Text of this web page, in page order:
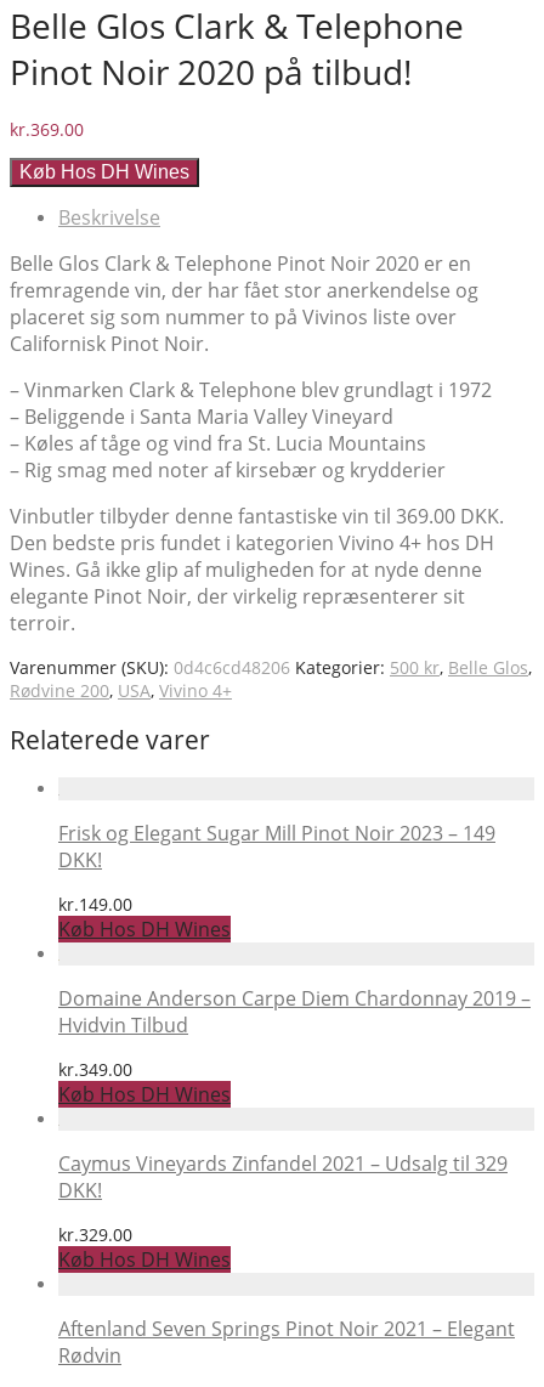
Belle Glos Clark & Telephone
Pinot Noir 2020 på tilbud!
kr.369.00
Køb Hos DH Wines
Beskrivelse
Belle Glos Clark & Telephone Pinot Noir 2020 er en
fremragende vin, der har fået stor anerkendelse og
placeret sig som nummer to på Vivinos liste over
Californisk Pinot Noir.
– Vinmarken Clark & Telephone blev grundlagt i 1972
– Beliggende i Santa Maria Valley Vineyard
– Køles af tåge og vind fra St. Lucia Mountains
– Rig smag med noter af kirsebær og krydderier
Vinbutler tilbyder denne fantastiske vin til 369.00 DKK.
Den bedste pris fundet i kategorien Vivino 4+ hos DH
Wines. Gå ikke glip af muligheden for at nyde denne
elegante Pinot Noir, der virkelig repræsenterer sit
terroir.
Varenummer (SKU): 0d4c6cd48206 Kategorier: 500 kr, Belle Glos,
Rødvine 200, USA, Vivino 4+
Relaterede varer
Frisk og Elegant Sugar Mill Pinot Noir 2023 – 149
DKK!
kr.149.00
Køb Hos DH Wines
Domaine Anderson Carpe Diem Chardonnay 2019 –
Hvidvin Tilbud
kr.349.00
Køb Hos DH Wines
Caymus Vineyards Zinfandel 2021 – Udsalg til 329
DKK!
kr.329.00
Køb Hos DH Wines
Aftenland Seven Springs Pinot Noir 2021 – Elegant
Rødvin